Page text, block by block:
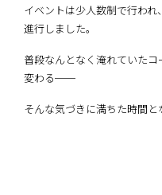
イベントは少人数制で行わ
進行しました。
普段なんとなく淹れていた
変わる──
そんな気づきに満ちた時間と